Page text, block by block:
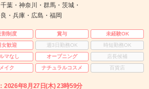
葉・神奈川・群馬・茨城・
・兵庫・広島・福岡
割制度 賞与
未経験OK
女歓迎 週3日勤務OK
時短勤務OK
マなし オープニング
店長候補
メイク ナチュラルコスメ 百貨店
2026年8月27日(木) 23時59分